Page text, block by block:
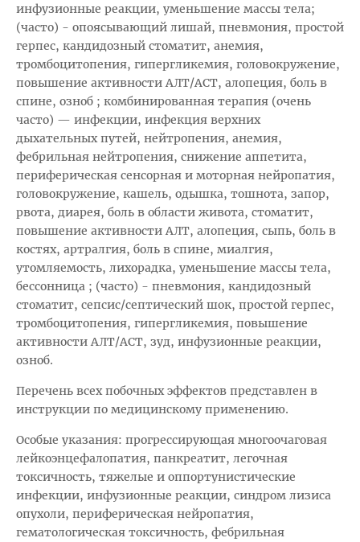
инфузионные реакции, уменьшение массы тела;
(часто) - опоясывающий лишай, пневмония, простой
герпес, кандидозный стоматит, анемия,
тромбоцитопения, гипергликемия, головокружение,
повышение активности АЛТ/АСТ, алопеция, боль в
спине, озноб ; комбинированная терапия (очень
часто) — инфекции, инфекция верхних
дыхательных путей, нейтропения, анемия,
фебрильная нейтропения, снижение аппетита,
периферическая сенсорная и моторная нейропатия,
головокружение, кашель, одышка, тошнота, запор,
рвота, диарея, боль в области живота, стоматит,
повышение активности АЛТ, алопеция, сыпь, боль в
костях, артралгия, боль в спине, миалгия,
утомляемость, лихорадка, уменьшение массы тела,
бессонница ; (часто) - пневмония, кандидозный
стоматит, сепсис/септический шок, простой герпес,
тромбоцитопения, гипергликемия, повышение
активности АЛТ/АСТ, зуд, инфузионные реакции,
озноб.
Перечень всех побочных эффектов представлен в
инструкции по медицинскому применению.
Особые указания: прогрессирующая многоочаговая
лейкоэнцефалопатия, панкреатит, легочная
токсичность, тяжелые и оппортунистические
инфекции, инфузионные реакции, синдром лизиса
опухоли, периферическая нейропатия,
гематологическая токсичность, фебрильная